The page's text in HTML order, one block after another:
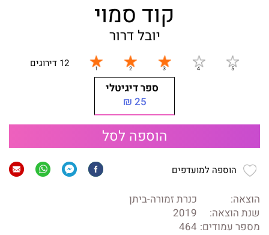
קוד סמוי
יובל דרור
12 דירוגים
ספר דיגיטלי
25 ₪
הוספה לסל
הוספה למועדפים
הוצאה:
כנרת זמורה-ביתן
שנת הוצאה:
2019
מספר עמודים: 464